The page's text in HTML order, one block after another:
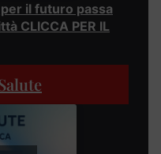
il futuro passa
CLICCA PER IL